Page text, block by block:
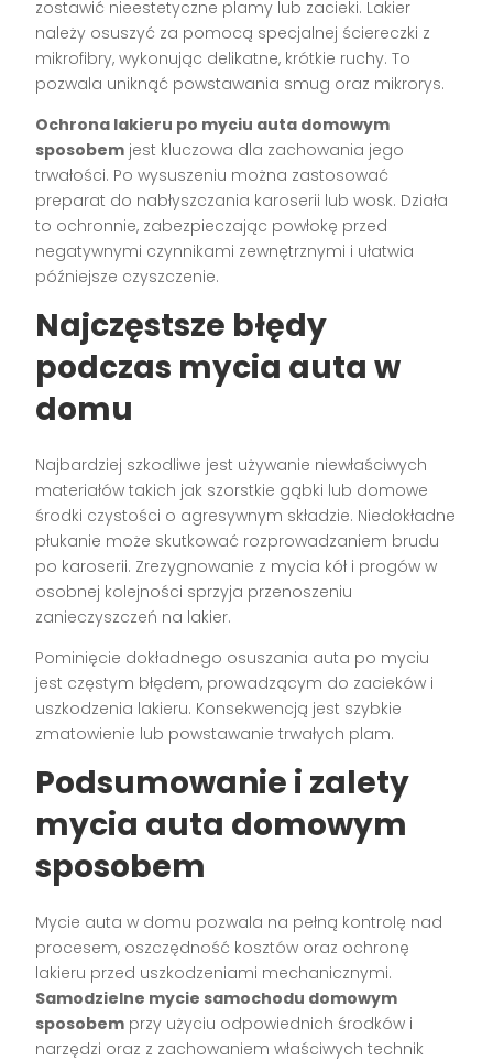
zostawić nieestetyczne plamy lub zacieki. Lakier
należy osuszyć za pomocą specjalnej ściereczki z
mikrofibry, wykonując delikatne, krótkie ruchy. To
pozwala uniknąć powstawania smug oraz mikrorys.
Ochrona lakieru po myciu auta domowym
sposobem jest kluczowa dla zachowania jego
trwałości. Po wysuszeniu można zastosować
preparat do nabłyszczania karoserii lub wosk. Działa
to ochronnie, zabezpieczając powłokę przed
negatywnymi czynnikami zewnętrznymi i ułatwia
późniejsze czyszczenie.
Najczęstsze błędy
podczas mycia auta w
domu
Najbardziej szkodliwe jest używanie niewłaściwych
materiałów takich jak szorstkie gąbki lub domowe
środki czystości o agresywnym składzie. Niedokładne
płukanie może skutkować rozprowadzaniem brudu
po karoserii. Zrezygnowanie z mycia kół i progów w
osobnej kolejności sprzyja przenoszeniu
zanieczyszczeń na lakier.
Pominięcie dokładnego osuszania auta po myciu
jest częstym błędem, prowadzącym do zacieków i
uszkodzenia lakieru. Konsekwencją jest szybkie
zmatowienie lub powstawanie trwałych plam.
Podsumowanie i zalety
mycia auta domowym
sposobem
Mycie auta w domu pozwala na pełną kontrolę nad
procesem, oszczędność kosztów oraz ochronę
lakieru przed uszkodzeniami mechanicznymi.
Samodzielne mycie samochodu domowym
sposobem przy użyciu odpowiednich środków i
narzędzi oraz z zachowaniem właściwych technik